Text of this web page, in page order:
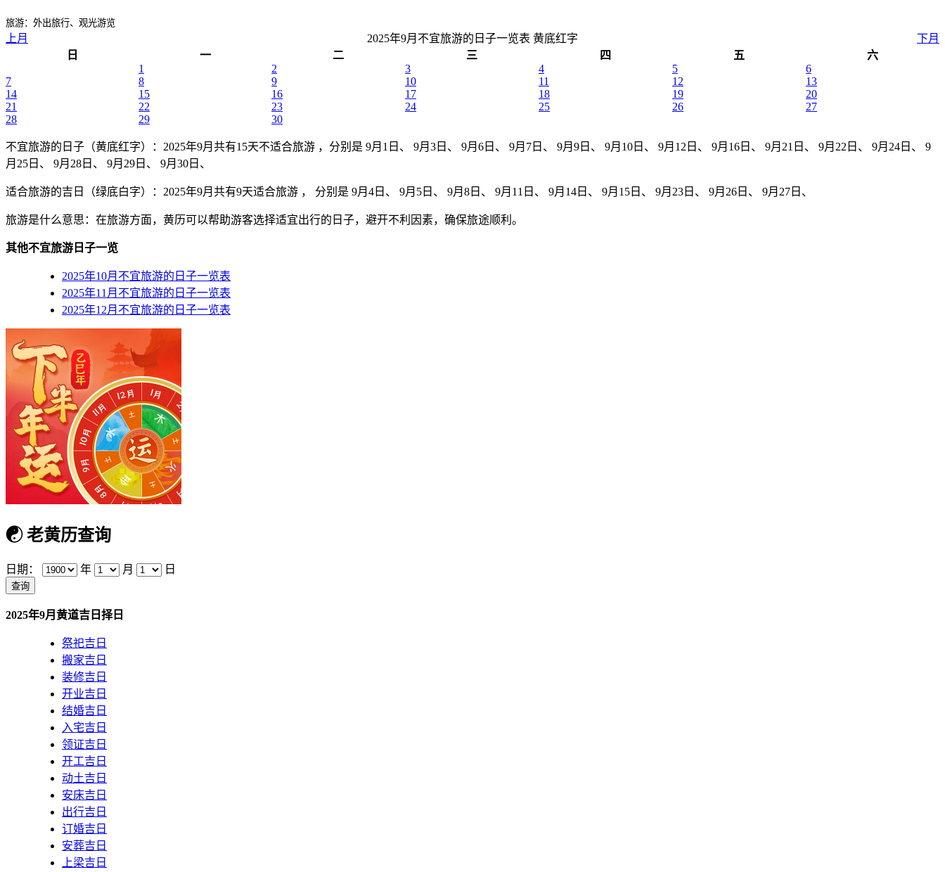
旅游：外出旅行、观光游览
上月 2025年9月不宜旅游的日子一览表 黄底红字
下月
日
一 二 三 四 五
六
1
2 3 4 5
6
7
8 9 10 11 12
13
14
15 16 17 18 19
20
21
22 23 24 25 26
27
28
29 30
不宜旅游的日子（黄底红字）
：2025年9月共有15天不适合旅游 ，分别是 9月1日、 9月3日、 9月6日、 9月7日、 9月9日、 9月10日、 9月12日、 9月16日、 9月21日、 9月22日、 9月24日、 9
月25日、 9月28日、 9月29日、 9月30日、
适合旅游的吉日（绿底白字） ：2025年9月共有9天适合旅游 ， 分别是 9月4日、 9月5日、 9月8日、 9月11日、 9月14日、 9月15日、 9月23日、 9月26日、 9月27日、
旅游是什么意思：在旅游方面，黄历可以帮助游客选择适宜出行的日子，避开不利因素，确保旅途顺利。
其他不宜旅游日子一览
2025年10月不宜旅游的日子一览表
2025年11月不宜旅游的日子一览表
2025年12月不宜旅游的日子一览表
☯老黄历查询
日期： 年 月 日
2025年9月黄道吉日择日
祭祀吉日
搬家吉日
装修吉日
开业吉日
结婚吉日
入宅吉日
领证吉日
开工吉日
动土吉日
安床吉日
出行吉日
订婚吉日
安葬吉日
上梁吉日